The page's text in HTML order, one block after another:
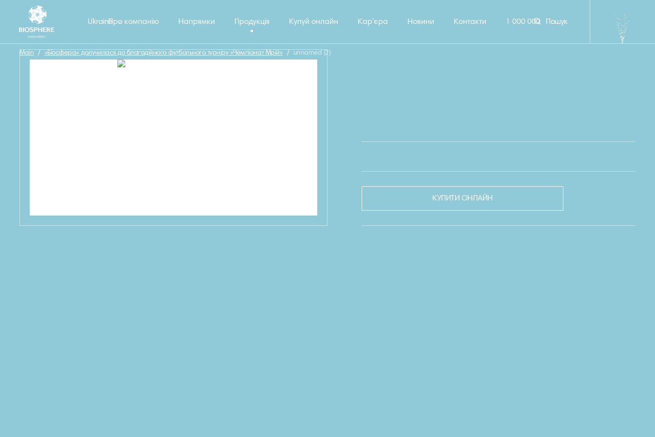
Про компанію Напрямки Продукція Купуй онлайн Кар'єра Новини Контакти 1 000 000 Пошук
Ukraine
Main / «Біосфера» долучилася до благодійного футбольного турніру «Чемпіонат Мрій» / unnamed (2)
Назад
КУПИТИ ОНЛАЙН